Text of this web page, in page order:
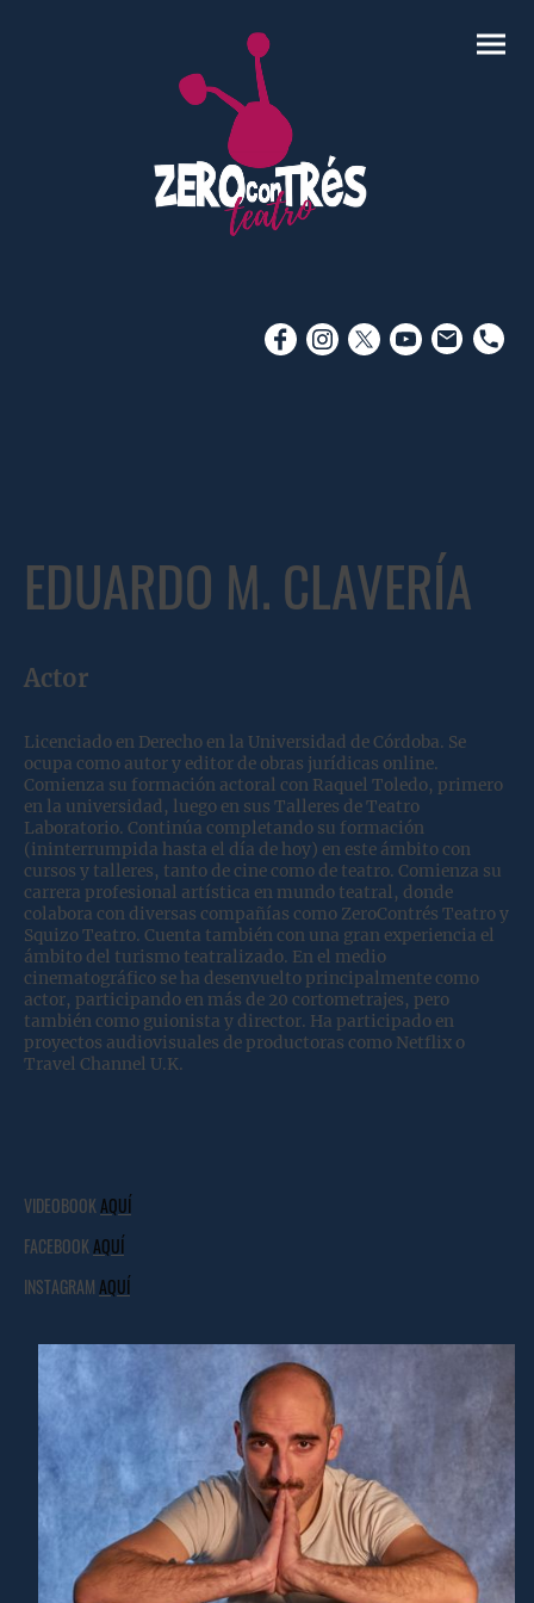
EDUARDO M. CLAVERÍA
Actor
Licenciado en Derecho en la Universidad de Córdoba. Se
ocupa como autor y editor de obras jurídicas online.
Comienza su formación actoral con Raquel Toledo, primero
en la universidad, luego en sus Talleres de Teatro
Laboratorio. Continúa completando su formación
(ininterrumpida hasta el día de hoy) en este ámbito con
cursos y talleres, tanto de cine como de teatro. Comienza su
carrera profesional artística en mundo teatral, donde
colabora con diversas compañías como ZeroContrés Teatro y
Squizo Teatro. Cuenta también con una gran experiencia el
ámbito del turismo teatralizado. En el medio
cinematográfico se ha desenvuelto principalmente como
actor, participando en más de 20 cortometrajes, pero
también como guionista y director. Ha participado en
proyectos audiovisuales de productoras como Netflix o
Travel Channel U.K.
VIDEOBOOKAQUÍ
FACEBOOKAQUÍ
INSTAGRAM AQUÍ